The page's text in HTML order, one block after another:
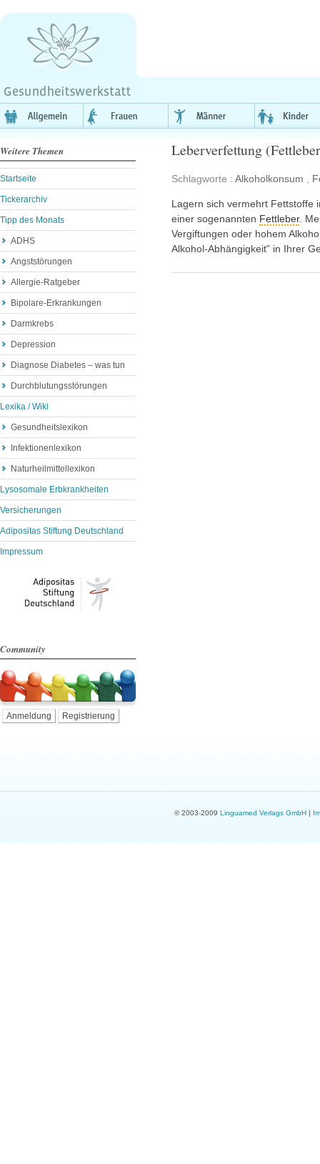
Weitere Themen
Startseite
Tickerarchiv
Tipp des Monats
ADHS
Angststörungen
Allergie-Ratgeber
Bipolare-Erkrankungen
Darmkrebs
Depression
Diagnose Diabetes – was tun
Durchblutungsstörungen
Lexika / Wiki
Gesundheitslexikon
Infektionenlexikon
Naturheilmittellexikon
Lysosomale Erbkrankheiten
Versicherungen
Adipositas Stiftung Deutschland
Impressum
Community
Anmeldung Registrierung
Leberverfettung
Schlagworte : Alkoholkonsum
Lagern sich vermehrt Fettstoffe
einer sogenannten Fettleber.
Vergiftungen oder hohem
Alkohol-Abhängigkeit” in Ihrer
© 2003-2009 Linguamed Verlags GmbH|